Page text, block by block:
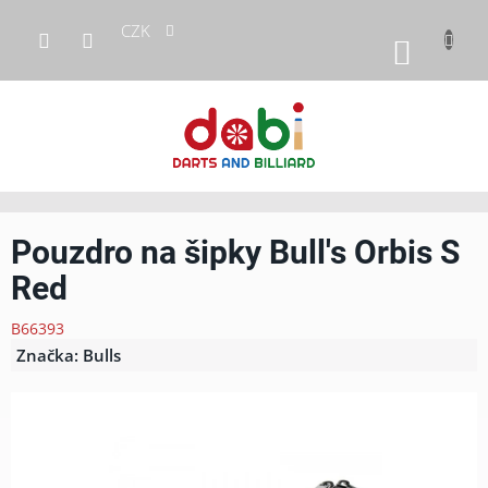
obsah
CZK
KOŠÍK
Pouzdro na šipky Bull's Orbis S
Red
B66393
Značka: Bulls